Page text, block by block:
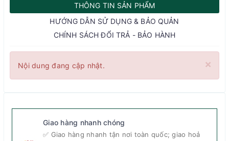
THÔNG TIN SẢN PHẨM
HƯỚNG DẪN SỬ DỤNG & BẢO QUẢN
CHÍNH SÁCH ĐỔI TRẢ - BẢO HÀNH
×
Nội dung đang cập nhật.
Giao hàng nhanh chóng
✅ Giao hàng nhanh tận nơi toàn quốc; giao hoả